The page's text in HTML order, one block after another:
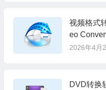
视频格式
eo
2026年4月
DVD转换